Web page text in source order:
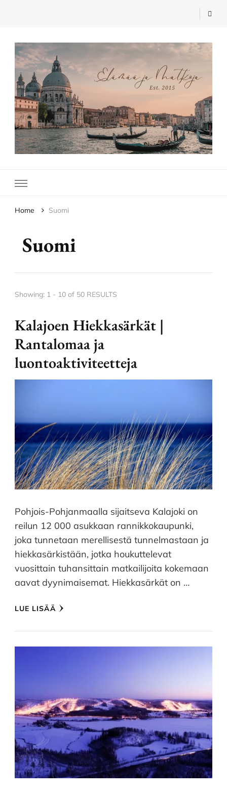
Elämää ja Matkoja
Home Suomi
Suomi
Showing: 1 - 10 of 50 RESULTS
Kalajoen Hiekkasärkät |
Rantalomaa ja
luontoaktiviteetteja
Pohjois-Pohjanmaalla sijaitseva Kalajoki on
reilun 12 000 asukkaan rannikkokaupunki,
joka tunnetaan merellisestä tunnelmastaan ja
hiekkasärkistään, jotka houkuttelevat
vuosittain tuhansittain matkailijoita kokemaan
aavat dyynimaisemat. Hiekkasärkät on …
LUE LISÄÄ